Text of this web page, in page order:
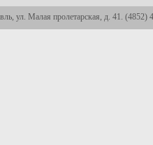
Малая пролетарская, д. 41. (4852)